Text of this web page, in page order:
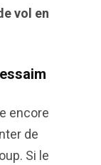
vol en
encore
de
Si le